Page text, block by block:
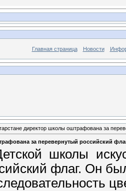
Главная страница Новости
директор школы оштрафована за
за перевернутый российский
школы
флаг. Он